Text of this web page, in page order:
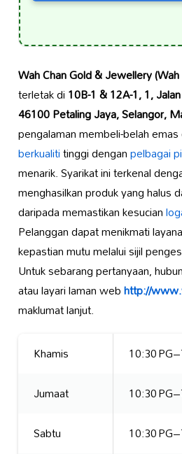
Wah Chan Gold & Jewellery
terletak di10B-1 & 12A-1, 1,
46100 Petaling Jaya, Selangor,
pengalaman membeli-belah emas
berkualititinggi denganpelbagai
menarik. Syarikat ini terkenal
menghasilkan produk yang halus
daripada memastikan kesucian
Pelanggan dapat menikmati
kepastian mutu melalui sijil
Untuk sebarang pertanyaan,
atau layari laman webhttp://
maklumat lanjut.
Khamis
10:30
Jumaat
10:30
Sabtu
10:30